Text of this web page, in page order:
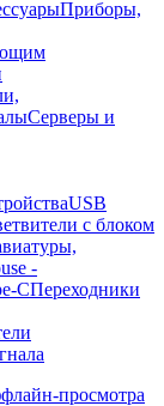
Приборы,
Серверы и
USB
с блоком
-
CПереходники
просмотра